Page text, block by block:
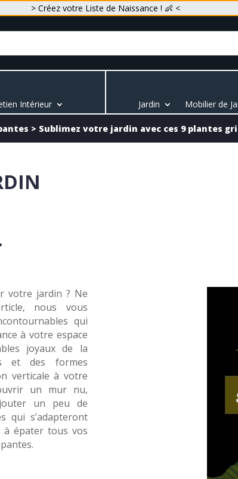
> Créez votre Liste de Naissance ! 👶 <
Intérieur Jardin Mobilier de
> Sublimez votre jardin avec ces 9 plantes
votre jardin ? Ne
nous vous
qui
à votre espace
joyaux de la
et des formes
verticale à votre
un mur nu,
un peu de
qui s’adapteront
à épater tous vos